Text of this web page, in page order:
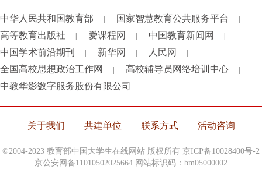
中华人民共和国教育部 国家智慧教育公共服务平台
高等教育出版社 爱课程网 中国教育新闻网
中国学术前沿期刊 新华网 人民网
全国高校思想政治工作网 高校辅导员网络培训中心
中教华影数字服务股份有限公司
关于我们 共建单位 联系方式 活动咨询
©2004-2023 教育部中国大学生在线网站 版权所有 京ICP备10028400号-2
京公安网备11010502025664 网站标识码：bm05000002